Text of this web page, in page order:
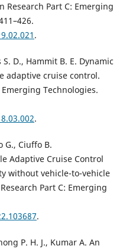
Part C: Emerging
.
D., Hammit B. E. Dynamic
adaptive cruise control.
Technologies.
.
G., Ciuffo B.
Adaptive Cruise Control
without vehicle-to-vehicle
Part C: Emerging
.
P. H. J., Kumar A. An